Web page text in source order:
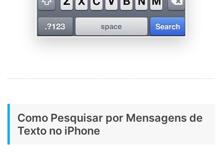
Como Pesquisar por Mensagens de
Texto no iPhone